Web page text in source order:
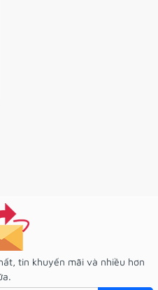
tin khuyến mãi và nhiều hơn